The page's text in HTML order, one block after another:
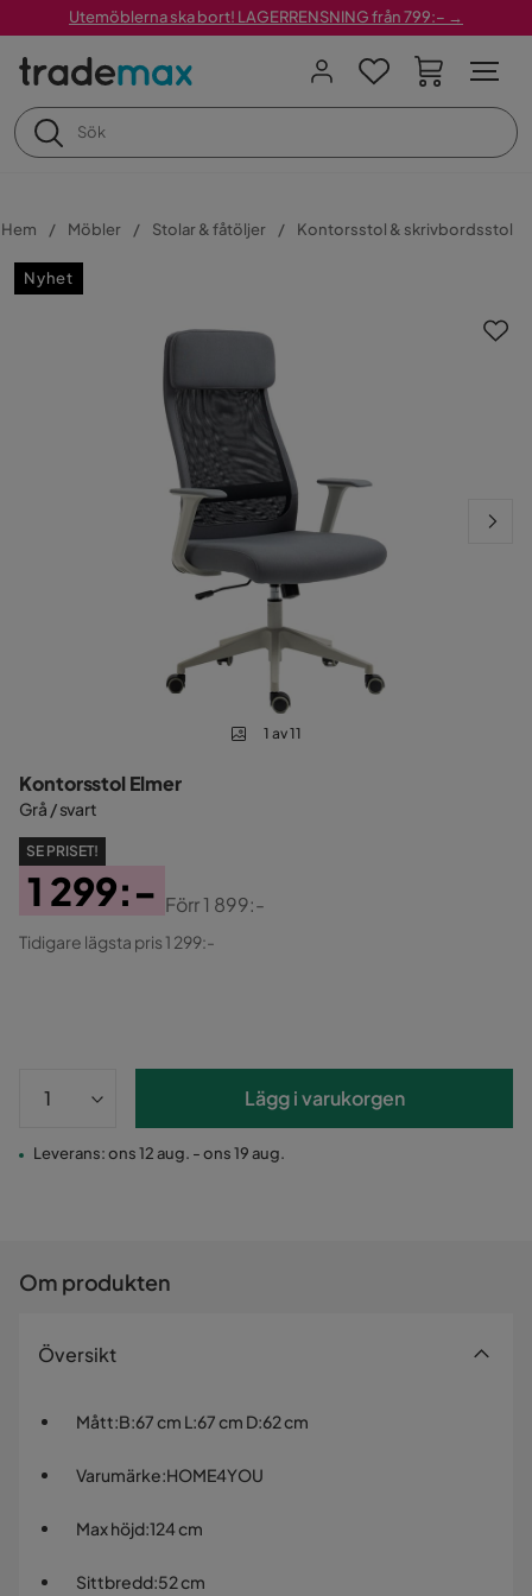
Utemöblerna ska bort! LAGERRENSNING från 799:– →
Hem Möbler Stolar & fåtöljer Kontorsstol & skrivbordsstol
Nyhet
1 av 11
Kontorsstol Elmer
Grå / svart
SE PRISET!
Pris
1 299:-
Original
Förr1 899:-
Tidigare lägsta pris 1 299:-
Lägg i varukorgen
Leverans: ons 12 aug. - ons 19 aug.
Om produkten
Översikt
Mått:B:67 cm L:67 cm D:62 cm
Varumärke:HOME4YOU
Max höjd:124 cm
Sittbredd:52 cm